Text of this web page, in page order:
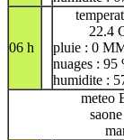
06 h
22.4
pluie : 0
nuages : 95
humidite :
meteo